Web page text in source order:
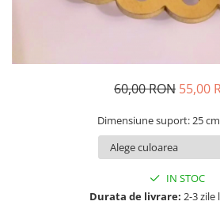
60,00 RON 55,00
Dimensiune suport: 25
IN STOC
Durata de livrare: 2-3 zile